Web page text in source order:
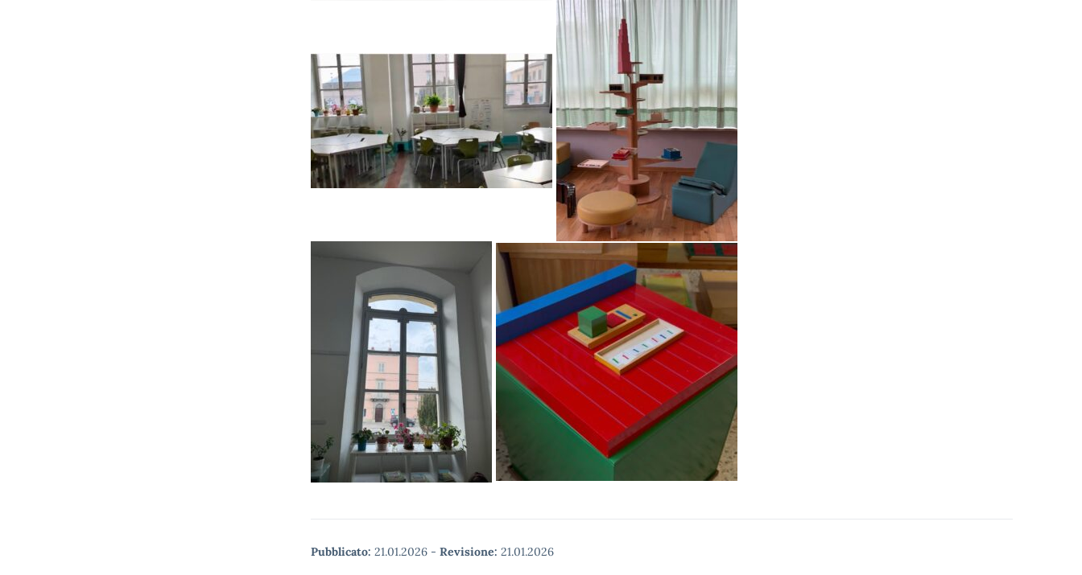
Pubblicato: 21.01.2026 - Revisione: 21.01.2026